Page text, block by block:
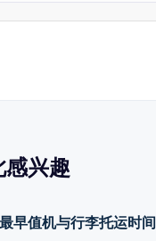
兴趣
早值机与行李托运时间